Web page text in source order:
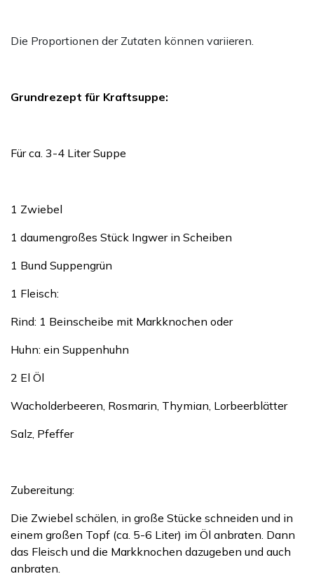
Die Proportionen der Zutaten können variieren.
Grundrezept für Kraftsuppe:
Für ca. 3-4 Liter Suppe
1 Zwiebel
1 daumengroßes Stück Ingwer in Scheiben
1 Bund Suppengrün
1 Fleisch:
Rind: 1 Beinscheibe mit Markknochen oder
Huhn: ein Suppenhuhn
2 El Öl
Wacholderbeeren, Rosmarin, Thymian, Lorbeerblätter
Salz, Pfeffer
Zubereitung:
Die Zwiebel schälen, in große Stücke schneiden und in
einem großen Topf (ca. 5-6 Liter) im Öl anbraten. Dann
das Fleisch und die Markknochen dazugeben und auch
anbraten.